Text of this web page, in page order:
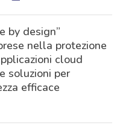
by design”
nella protezione
cloud
soluzioni per
efficace